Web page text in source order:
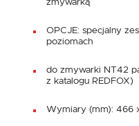
OPCJE: specjalny
poziomach
do zmywarki NT42
z katalogu REDFOX)
Wymiary (mm): 466